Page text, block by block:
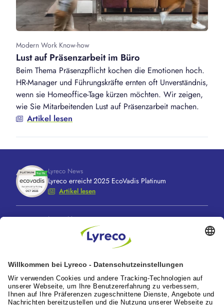
Modern Work Know-how
Lust auf Präsenzarbeit im Büro
Beim Thema Präsenzpflicht kochen die Emotionen hoch.
HR-Manager und Führungskräfte ernten oft Unverständnis,
wenn sie Homeoffice-Tage kürzen möchten. Wir zeigen,
wie Sie Mitarbeitenden Lust auf Präsenzarbeit machen.
Artikel lesen
Lyreco News
Lyreco erreicht 2025 EcoVadis Platinum
Artikel lesen
Lyreco News
Lyreco feiert 100 Jahre “A Great Working Day.
Delivered."
Lyreco News
Lyreco Partner Convention 2026: Zentraler
Branchentreff mit Zukunftskraft